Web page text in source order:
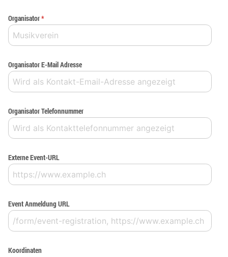
Organisator*
Organisator E-Mail Adresse
Organisator Telefonnummer
Externe Event-URL
Event Anmeldung URL
Koordinaten